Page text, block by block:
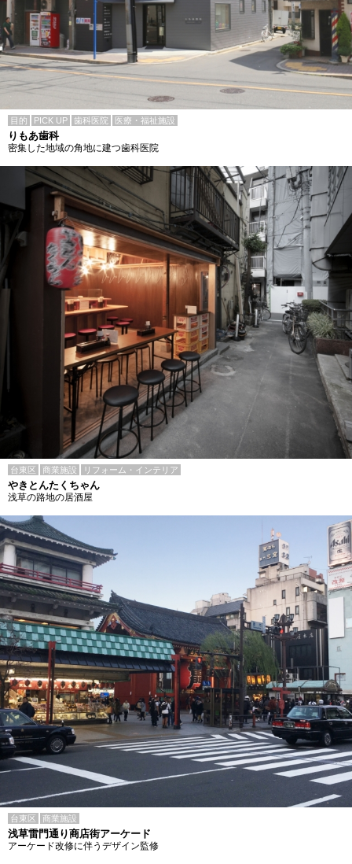
目的 PICK UP 歯科医院 医療・福祉施設
りもあ歯科
密集した地域の角地に建つ歯科医院
台東区 商業施設 リフォーム・インテリア
やきとんたくちゃん
浅草の路地の居酒屋
台東区 商業施設
浅草雷門通り商店街アーケード
アーケード改修に伴うデザイン監修